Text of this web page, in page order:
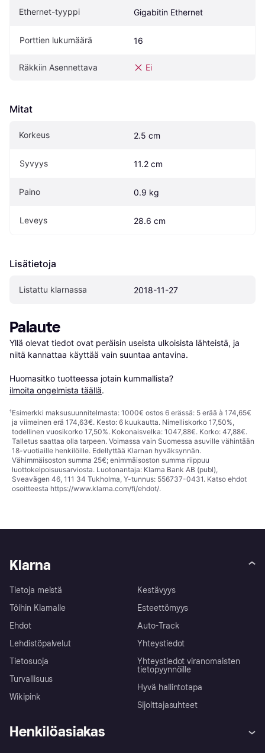
Ethernet-tyyppi Gigabitin Ethernet
Porttien lukumäärä 16
Räkkiin Asennettava Ei
Mitat
Korkeus 2.5 cm
Syvyys 11.2 cm
Paino 0.9 kg
Leveys 28.6 cm
Lisätietoja
Listattu klarnassa 2018-11-27
Palaute
Yllä olevat tiedot ovat peräisin useista ulkoisista lähteistä, ja
niitä kannattaa käyttää vain suuntaa antavina.
Huomasitko tuotteessa jotain kummallista?
ilmoita ongelmista täällä.
¹Esimerkki maksusuunnitelmasta: 1000€ ostos 6 erässä: 5 erää à 174,65€
ja viimeinen erä 174,63€. Kesto: 6 kuukautta. Nimelliskorko 17,50%,
todellinen vuosikorko 17,50%. Kokonaisvelka: 1047,88€. Korko: 47,88€.
Talletus saattaa olla tarpeen. Voimassa vain Suomessa asuville vähintään
18-vuotiaille henkilöille. Edellyttää Klarnan hyväksynnän.
Vähimmäisoston summa 25€; enimmäisoston summa riippuu
luottokelpoisuusarviosta. Luotonantaja: Klarna Bank AB (publ),
Sveavägen 46, 111 34 Tukholma, Y-tunnus: 556737-0431. Katso ehdot
osoitteesta https://www.klarna.com/fi/ehdot/.
Klarna
Tietoja meistä
Töihin Klarnalle
Ehdot
Lehdistöpalvelut
Tietosuoja
Turvallisuus
Wikipink
Kestävyys
Esteettömyys
Auto-Track
Yhteystiedot
Yhteystiedot viranomaisten
tietopyynnöille
Hyvä hallintotapa
Sijoittajasuhteet
Henkilöasiakas